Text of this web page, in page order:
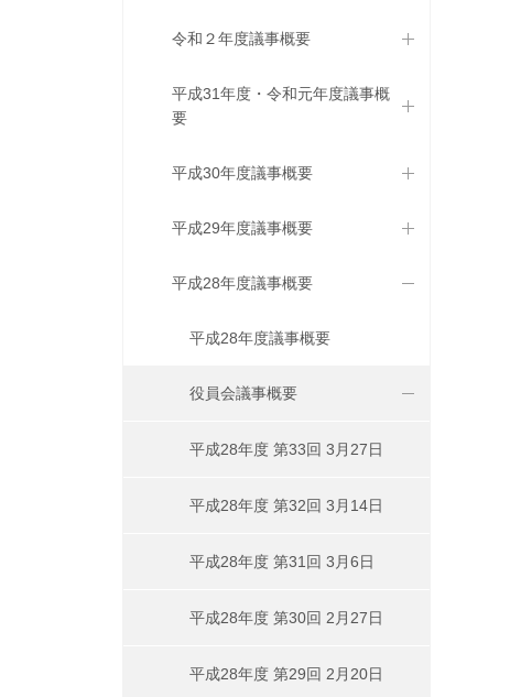
令和２年度議事概要
平成31年度・令和元年度議事概
要
平成30年度議事概要
平成29年度議事概要
平成28年度議事概要
平成28年度議事概要
役員会議事概要
平成28年度 第33回 3月27日
平成28年度 第32回 3月14日
平成28年度 第31回 3月6日
平成28年度 第30回 2月27日
平成28年度 第29回 2月20日